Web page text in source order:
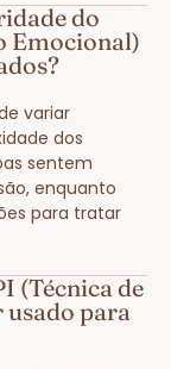
do
Emocional)
variar
dos
sentem
enquanto
para tratar
(Técnica de
para